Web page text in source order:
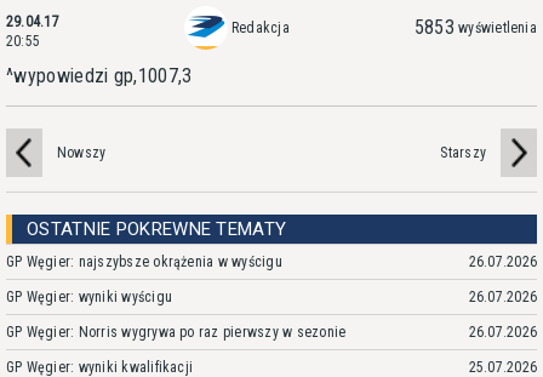
29.04.17
20:55
Redakcja 5853 wyświetlenia
^wypowiedzi gp,1007,3
Nowszy Starszy
OSTATNIE POKREWNE TEMATY
GP Węgier: najszybsze okrążenia w wyścigu 26.07.2026
GP Węgier: wyniki wyścigu 26.07.2026
GP Węgier: Norris wygrywa po raz pierwszy w sezonie 26.07.2026
GP Węgier: wyniki kwalifikacji 25.07.2026